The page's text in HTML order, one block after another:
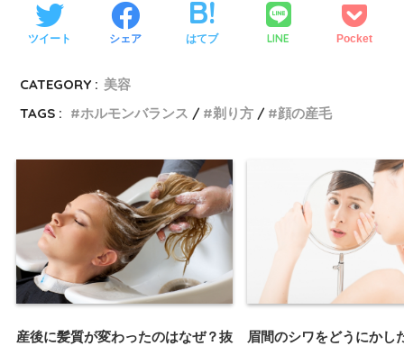
ツイート シェア はてブ LINE Pocket
CATEGORY : 美容
TAGS :
ホルモンバランス 剃り方 顔の産毛
産後に髪質が変わったのはなぜ？抜
眉間のシワをどうにかし